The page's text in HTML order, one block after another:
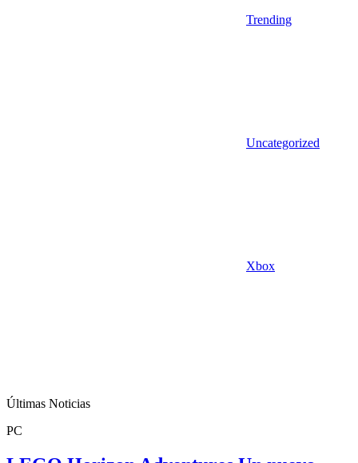
Trending
Uncategorized
Xbox
Últimas Noticias
PC